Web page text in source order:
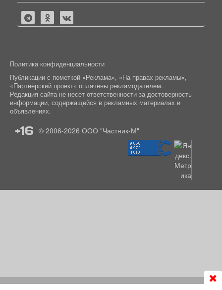
Политика конфиденциальности
Публикации с пометкой «Реклама», «На правах рекламы»,
«Партнёрский проект» оплачены рекламодателем.
Редакция сайта не несет ответственности за достоверность
информации, содержащейся в рекламных материалах и
объявлениях.
+16 © 2006-2026 ООО "Частник-М"